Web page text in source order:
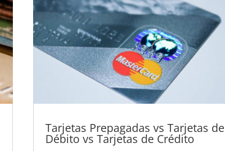
Tarjetas Prepagadas vs Tarjetas de
Débito vs Tarjetas de Crédito